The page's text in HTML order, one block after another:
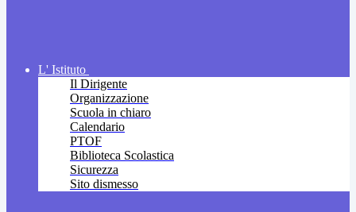
L' Istituto
Il Dirigente
Organizzazione
Scuola in chiaro
Calendario
PTOF
Biblioteca Scolastica
Sicurezza
Sito dismesso